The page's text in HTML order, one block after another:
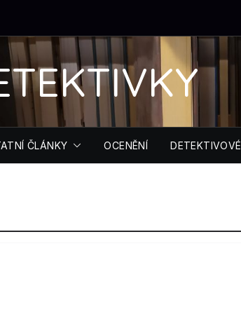
ČLÁNKY OCENĚNÍ DETEKTIVOVÉ